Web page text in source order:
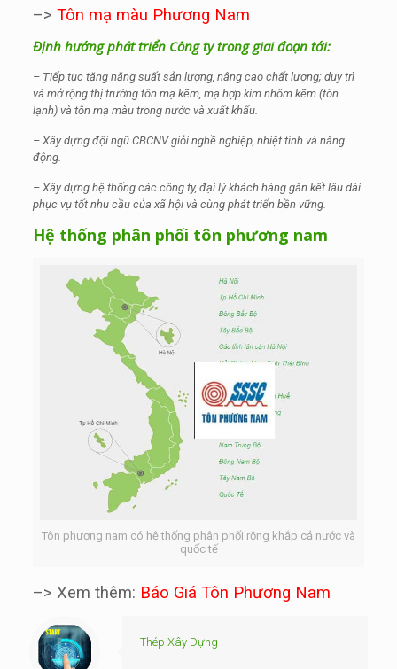
–> Tôn mạ màu Phương Nam
Định hướng phát triển Công ty trong giai đoạn tới:
– Tiếp tục tăng năng suất sản lượng, nâng cao chất lượng; duy trì
và mở rộng thị trường tôn mạ kẽm, mạ hợp kim nhôm kẽm (tôn
lạnh) và tôn mạ màu trong nước và xuất khẩu.
– Xây dựng đội ngũ CBCNV giỏi nghề nghiệp, nhiệt tình và năng
động.
– Xây dựng hệ thống các công ty, đại lý khách hàng gắn kết lâu dài
phục vụ tốt nhu cầu của xã hội và cùng phát triển bền vững.
Hệ thống phân phối tôn phương nam
Tôn phương nam có hệ thống phân phối rộng khắp cả nước và
quốc tế
–> Xem thêm: Báo Giá Tôn Phương Nam
Thép Xây Dựng